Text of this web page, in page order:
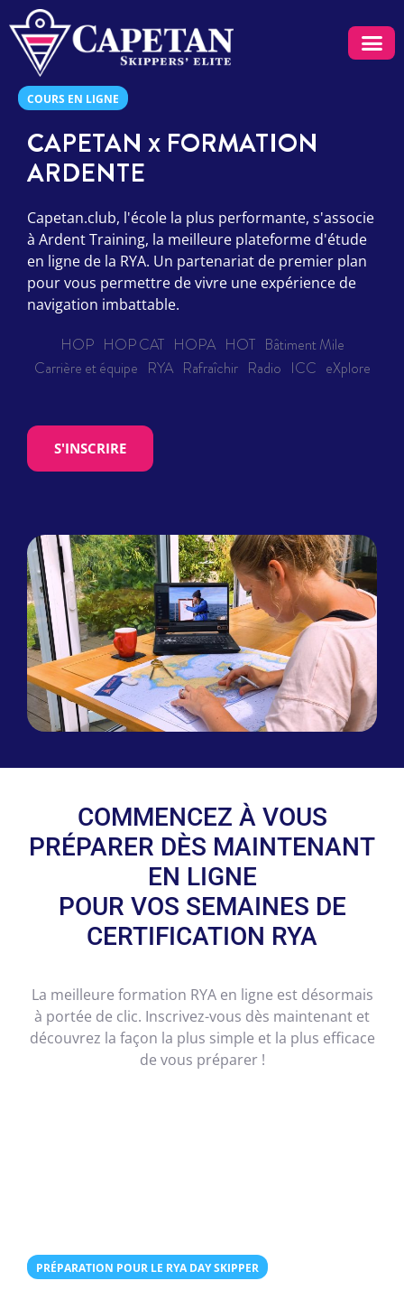
COURS EN LIGNE
CAPETAN X FORMATION
ARDENTE
Capetan.club, l'école la plus performante, s'associe
à Ardent Training, la meilleure plateforme d'étude
en ligne de la RYA. Un partenariat de premier plan
pour vous permettre de vivre une expérience de
navigation imbattable.
HOP HOP CAT HOPA HOT Bâtiment Mile
Carrière et équipe RYA Rafraîchir Radio ICC eXplore
S'INSCRIRE
COMMENCEZ À VOUS
PRÉPARER DÈS MAINTENANT
EN LIGNE
POUR VOS SEMAINES DE
CERTIFICATION RYA
La meilleure formation RYA en ligne est désormais
à portée de clic. Inscrivez-vous dès maintenant et
découvrez la façon la plus simple et la plus efficace
de vous préparer !
PRÉPARATION POUR LE RYA DAY SKIPPER